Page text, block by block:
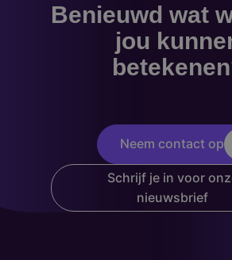
Benieuwd wat
jou
Neem contact op
Schrijf je in voor
nieuwsbrief